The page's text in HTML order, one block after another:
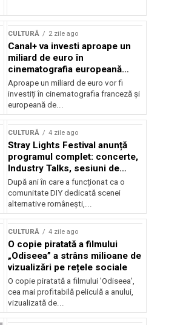
CULTURĂ 2 zile ago
Canal+ va investi aproape un
miliard de euro în
cinematografia europeană
până în 2032
Aproape un miliard de euro vor fi
investiți în cinematografia franceză și
europeană de...
CULTURĂ 4 zile ago
Stray Lights Festival anunță
programul complet: concerte,
Industry Talks, sesiuni de
audiție și noi opțiuni de
participare pentru public
După ani în care a funcționat ca o
comunitate DIY dedicată scenei
alternative românești,...
CULTURĂ 4 zile ago
O copie piratată a filmului
„Odiseea” a strâns milioane de
vizualizări pe rețele sociale
O copie piratată a filmului 'Odiseea',
cea mai profitabilă peliculă a anului,
vizualizată de...